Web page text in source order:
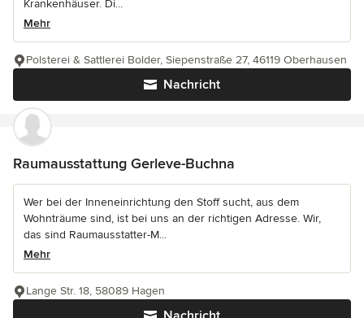
Krankenhäuser. Di...
Mehr
Nachricht
Polsterei & Sattlerei Bolder, Siepenstraße 27, 46119 Oberhausen
Raumausstattung Gerleve-Buchna
Wer bei der Inneneinrichtung den Stoff sucht, aus dem
Wohnträume sind, ist bei uns an der richtigen Adresse. Wir,
das sind Raumausstatter-M...
Mehr
Lange Str. 18, 58089 Hagen